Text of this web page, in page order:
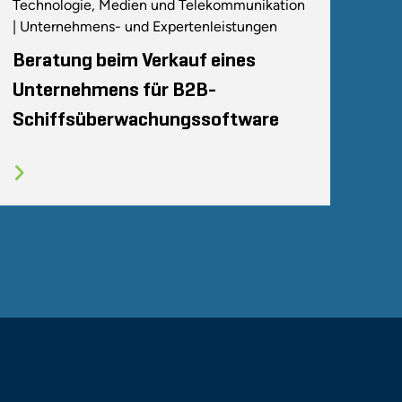
Technologie, Medien und Telekommunikation
| Unternehmens- und Expertenleistungen
Beratung beim Verkauf eines
Unternehmens für B2B-
Schiffsüberwachungssoftware